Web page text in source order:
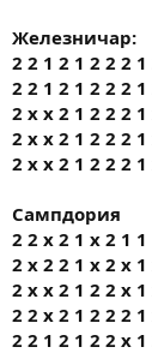
Железничар:
2 2 1 2 1 2 2 2
2 2 1 2 1 2 2 2
2 x x 2 1 2 2 2
2 x x 2 1 2 2 2
2 x x 2 1 2 2 2
Сампдория
2 2 х 2 1 х 2 1
2 х 2 2 1 х 2 х
2 х х 2 1 2 2 х
2 2 х 2 1 2 2 2
2 2 1 2 1 2 2 х 1